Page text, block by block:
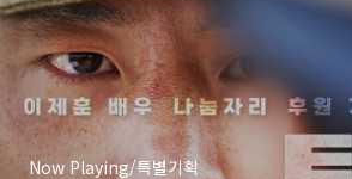
Now Playing/특별기획